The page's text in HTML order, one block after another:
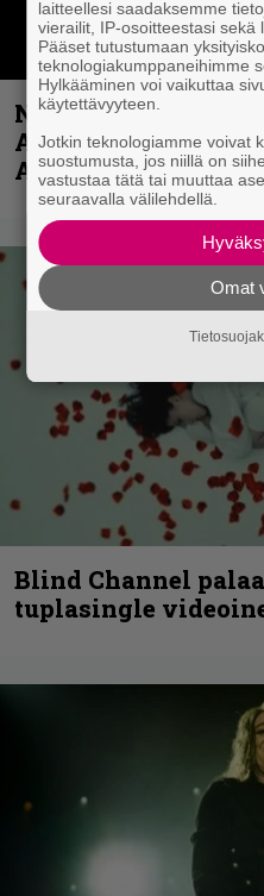
Näin lähtee Ghostin
Accept – menossa
Anthrax- ja Korn-
Blind Channel
tuplasingle
laitteellesi saadaksemme
vierailit, IP-osoitteestasi sekä
Pääset tutustumaan
teknologiakumppaneihimme
Hylkääminen voi vaikuttaa
käytettävyyteen.
Jotkin teknologiamme voivat
suostumusta, jos niillä on
vastustaa tätä tai muuttaa
seuraavalla välilehdellä.
Omat